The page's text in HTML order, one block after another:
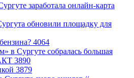
заработала онлайн-карта
обновили площадку для
4064
в Сургуте собралась большая
3890
3879